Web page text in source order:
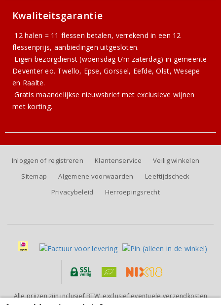
Kwaliteitsgarantie
12 halen = 11 flessen betalen, verrekend in een 12
flessenprijs, aanbiedingen uitgesloten.
Eigen bezorgdienst (woensdag t/m zaterdag) in gemeente
Deventer eo. Twello, Epse, Gorssel, Eefde, Olst, Wesepe
en Raalte.
Gratismaandelijkse nieuwsbriefmet exclusieve wijnen
met korting.
Inloggen of registreren Klantenservice
Veilig winkelen
Sitemap
Algemene voorwaarden
Leeftijdscheck
Privacybeleid
Herroepingsrecht
Alle prijzen zijn inclusief BTW, exclusief eventuele verzendkosten